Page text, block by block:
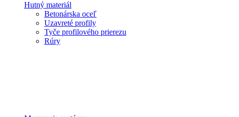
Hutný materiál
Betonárska oceľ
Uzavreté profily
Tyče profilového prierezu
Rúry